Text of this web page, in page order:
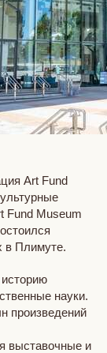
Art Fund
Fund Museum
в Плимуте.
науки.
произведений
выставочные и